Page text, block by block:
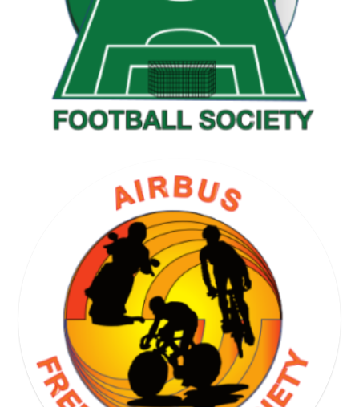
GOLF SOCIETY